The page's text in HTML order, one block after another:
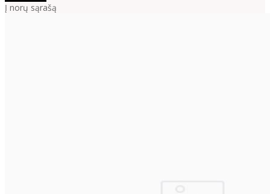
Į norų sąrašą